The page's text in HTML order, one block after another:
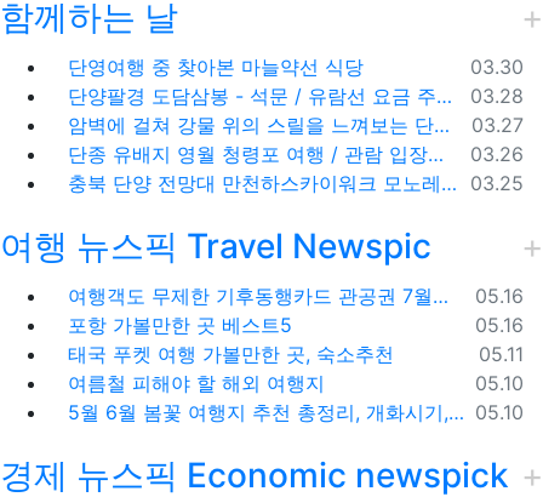
함께하는 날
등록일
03.30
단영여행 중 찾아본 마늘약선 식당
등록일
03.28
단양팔경 도담삼봉 - 석문 / 유람선 요금 주차비
등록일
03.27
암벽에 걸쳐 강물 위의 스릴을 느껴보는 단양 잔도길
등록일
03.26
단종 유배지 영월 청령포 여행 / 관람 입장료 주차장
등록일
03.25
충북 단양 전망대 만천하스카이워크 모노레일 주차장 여행코스
여행 뉴스픽 Travel Newspic
등록일
05.16
여행객도 무제한 기후동행카드 관공권 7월출시
등록일
05.16
포항 가볼만한 곳 베스트5
등록일
05.11
태국 푸켓 여행 가볼만한 곳, 숙소추천
등록일
05.10
여름철 피해야 할 해외 여행지
등록일
05.10
5월 6월 봄꽃 여행지 추천 총정리, 개화시기, 지도공유
경제 뉴스픽 Economic newspick